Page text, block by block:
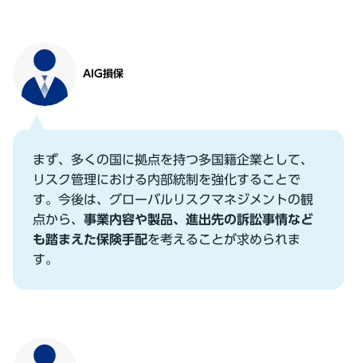
AIG損保
まず、多くの国に拠点を持つ多国籍企業として、
リスク管理における内部統制を強化することで
す。今後は、グローバルリスクマネジメントの観
点から、 事業内容や製品、進出先の訴訟事情など
も踏まえた保険⼿配を考えることが求められま
す。